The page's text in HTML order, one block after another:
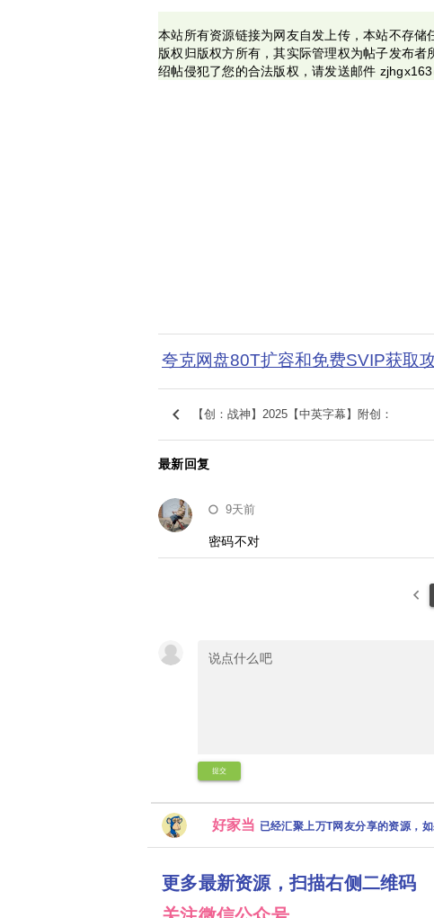
本站所有资源链接为网友自发上传，本站不存
版权归版权方所有，其实际管理权为帖子发布
绍帖侵犯了您的合法版权，请发送邮件
夸克网盘80T扩容和免费SVIP获取
keyboard_arrow_left 【创：战神‎】2025【中英字幕】附创：
最新回复
🌕 9天前
密码不对
keyboard_arrow_left
提交
好家当 已经汇聚上万T网友分享的资源，
更多最新资源，扫描右侧二维码